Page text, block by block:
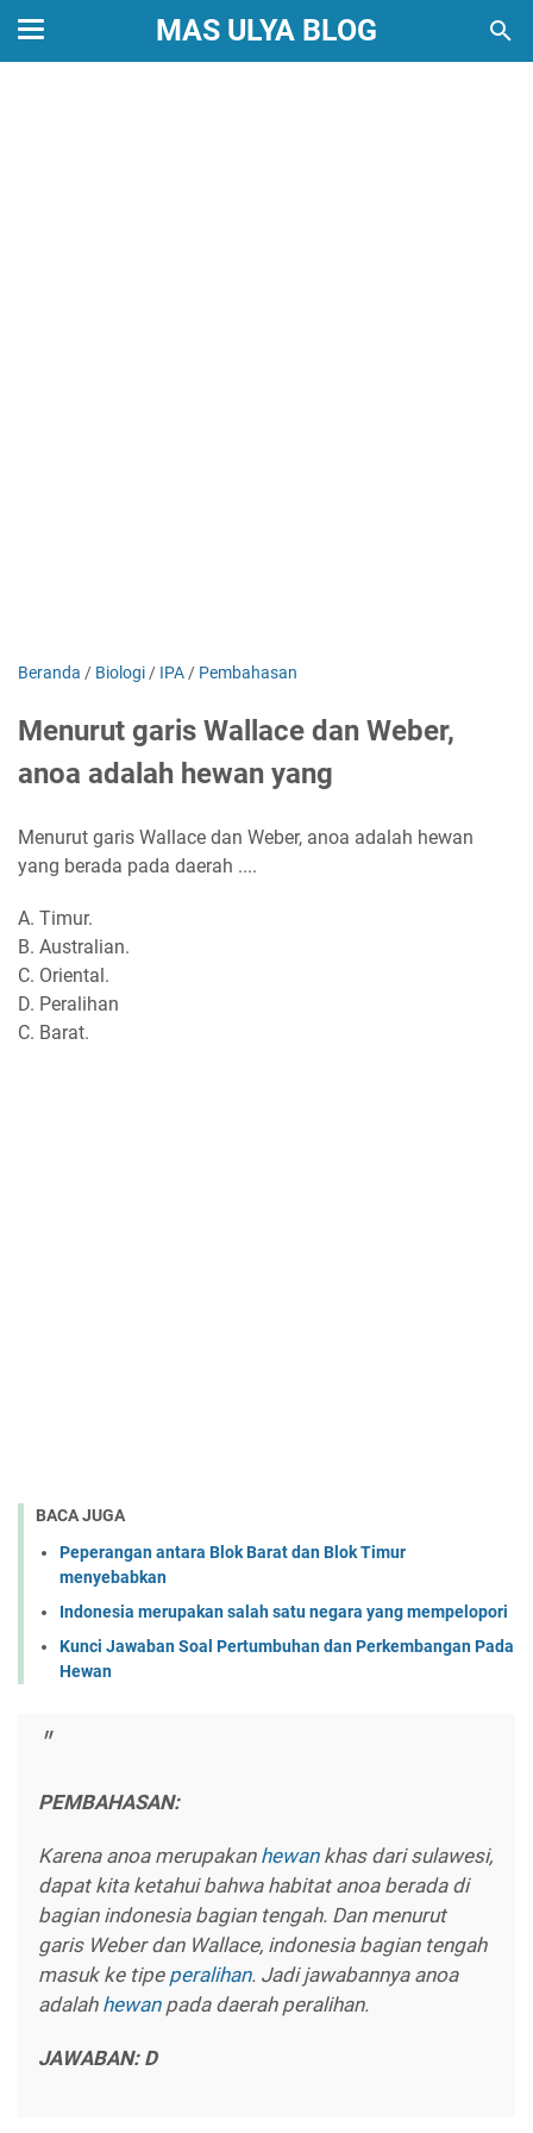
MAS ULYA BLOG
Beranda / Biologi / IPA / Pembahasan
Menurut garis Wallace dan Weber,
anoa adalah hewan yang
Menurut garis Wallace dan Weber, anoa adalah hewan
yang berada pada daerah ....
A. Timur.
B. Australian.
C. Oriental.
D. Peralihan
C. Barat.
BACA JUGA
Peperangan antara Blok Barat dan Blok Timur
menyebabkan
Indonesia merupakan salah satu negara yang mempelopori
Kunci Jawaban Soal Pertumbuhan dan Perkembangan Pada
Hewan
PEMBAHASAN:
Karena anoa merupakan hewan khas dari sulawesi,
dapat kita ketahui bahwa habitat anoa berada di
bagian indonesia bagian tengah. Dan menurut
garis Weber dan Wallace, indonesia bagian tengah
masuk ke tipe peralihan. Jadi jawabannya anoa
adalah hewanpada daerah peralihan.
JAWABAN: D